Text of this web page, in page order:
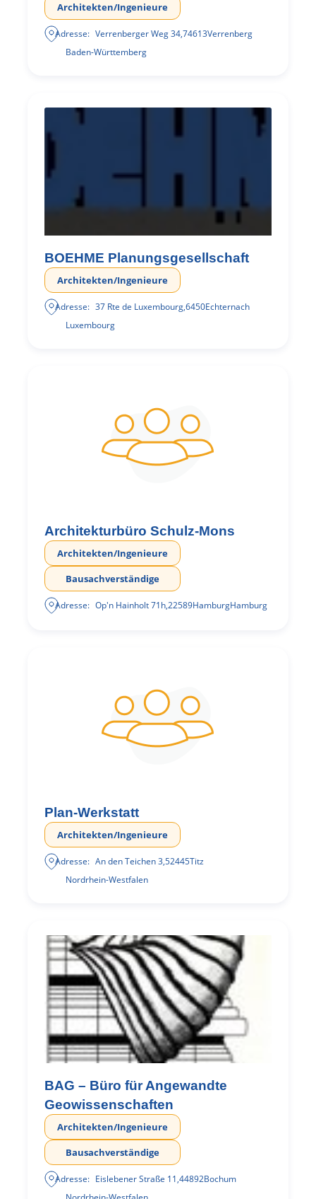
Architekten/Ingenieure
Adresse: Verrenberger Weg 34,74613Verrenberg
Baden-Württemberg
BOEHME Planungsgesellschaft
Architekten/Ingenieure
Adresse: 37 Rte de Luxembourg,6450Echternach
Luxembourg
Architekturbüro Schulz-Mons
Architekten/Ingenieure
Bausachverständige
Adresse: Op'n Hainholt 71h,22589HamburgHamburg
Plan-Werkstatt
Architekten/Ingenieure
Adresse: An den Teichen 3,52445Titz
Nordrhein-Westfalen
BAG – Büro für Angewandte
Geowissenschaften
Architekten/Ingenieure
Bausachverständige
Adresse: Eislebener Straße 11,44892Bochum